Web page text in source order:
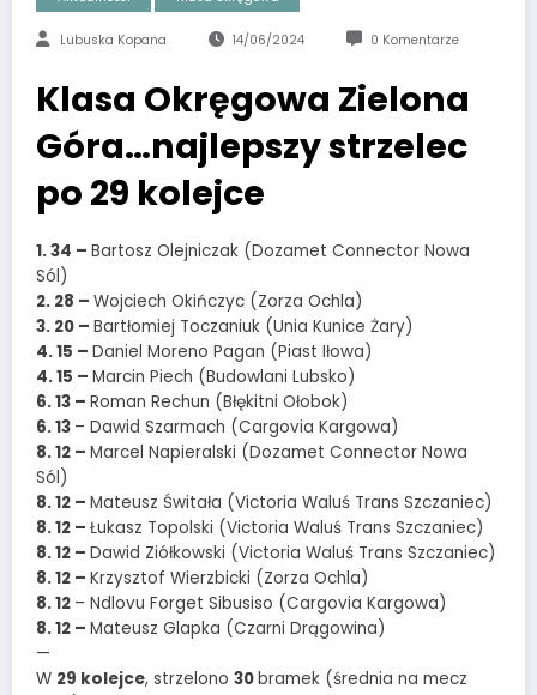
Lubuska Kopana 14/06/2024 0 Komentarze
Klasa Okręgowa Zielona
Góra…najlepszy strzelec
po 29 kolejce
1. 34 – Bartosz Olejniczak (Dozamet Connector Nowa
Sól)
2. 28 – Wojciech Okińczyc (Zorza Ochla)
3. 20 – Bartłomiej Toczaniuk (Unia Kunice Żary)
4. 15 – Daniel Moreno Pagan (Piast Iłowa)
4. 15 – Marcin Piech (Budowlani Lubsko)
6. 13 – Roman Rechun (Błękitni Ołobok)
6. 13 – Dawid Szarmach (Cargovia Kargowa)
8. 12 – Marcel Napieralski (Dozamet Connector Nowa
Sól)
8. 12 – Mateusz Świtała (Victoria Waluś Trans Szczaniec)
8. 12 – Łukasz Topolski (Victoria Waluś Trans Szczaniec)
8. 12 – Dawid Ziółkowski (Victoria Waluś Trans Szczaniec)
8. 12 – Krzysztof Wierzbicki (Zorza Ochla)
8. 12 – Ndlovu Forget Sibusiso (Cargovia Kargowa)
8. 12 – Mateusz Glapka (Czarni Drągowina)
—
W 29 kolejce, strzelono 30bramek (średnia na mecz